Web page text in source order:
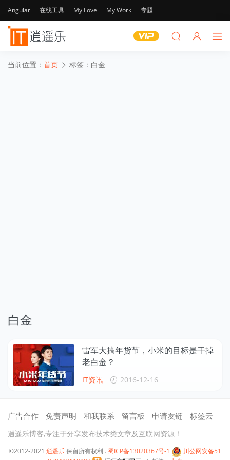
Angular 在线工具 My Love My Work 专题
当前位置： 首页 标签：白金
白金
雷军大搞年货节，小米的目标是干掉
老白金？
IT资讯 2016-12-16
广告合作 免责声明 和我联系 留言板 申请友链 标签云
逍遥乐博客,专注于分享发布技术类文章及互联网资源！
©2012-2021 逍遥乐保留所有权利 . 蜀ICP备13020367号-1
川公网安备51